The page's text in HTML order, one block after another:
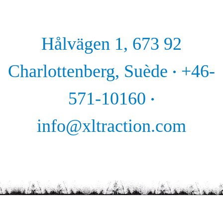
Hålvägen 1, 673 92
Charlottenberg, Suède · +46-
571-10160 ·
info@xltraction.com